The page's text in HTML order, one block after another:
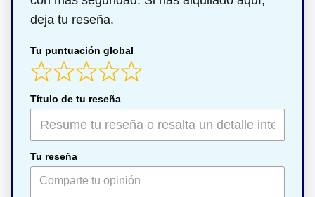
deja tu reseña.
Tu puntuación global
Título de tu reseña
Tu reseña